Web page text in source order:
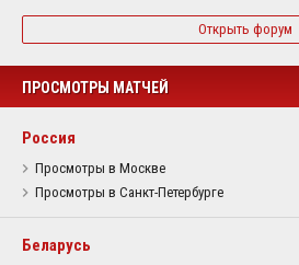
Открыть форум
ПРОСМОТРЫ МАТЧЕЙ
Россия
Просмотры в Москве
Просмотры в Санкт-Петербурге
Беларусь